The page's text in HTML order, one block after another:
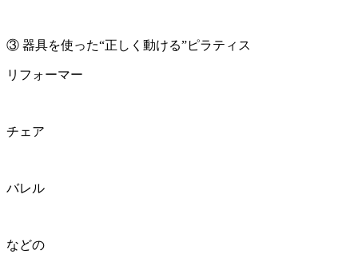
③ 器具を使った“正しく動ける”ピラティス
リフォーマー
チェア
バレル
などの